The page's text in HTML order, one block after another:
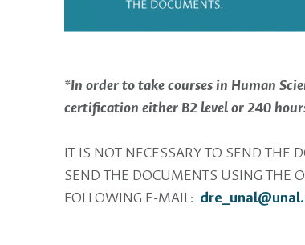
*In order to take courses in Human
certification either B2 level or 240
IT IS NOT NECESSARY TO SEND THE
SEND THE DOCUMENTS USING THE
FOLLOWING E-MAIL: